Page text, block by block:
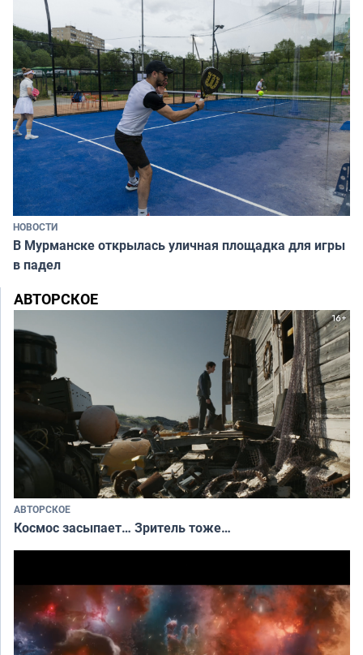
НОВОСТИ
В Мурманске открылась уличная площадка для игры
в падел
АВТОРСКОЕ
АВТОРСКОЕ
Космос засыпает… Зритель тоже…